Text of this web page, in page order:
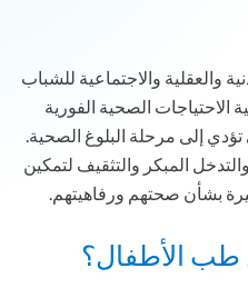
والعقلية والاجتماعية للشباب
الاحتياجات الصحية الفورية
إلى مرحلة البلوغ الصحية.
المبكر والتثقيف لتمكين
بشأن صحتهم ورفاهيتهم.
طب الأطفال؟